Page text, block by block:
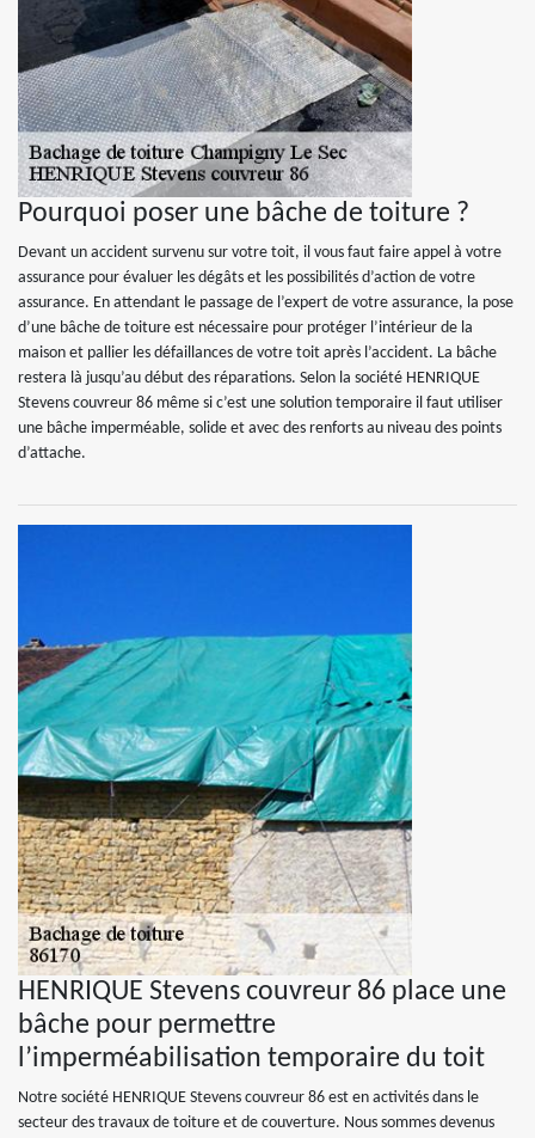
Pourquoi poser une bâche de toiture ?
Devant un accident survenu sur votre toit, il vous faut faire appel à votre
assurance pour évaluer les dégâts et les possibilités d’action de votre
assurance. En attendant le passage de l’expert de votre assurance, la pose
d’une bâche de toiture est nécessaire pour protéger l’intérieur de la
maison et pallier les défaillances de votre toit après l’accident. La bâche
restera là jusqu’au début des réparations. Selon la société HENRIQUE
Stevens couvreur 86 même si c’est une solution temporaire il faut utiliser
une bâche imperméable, solide et avec des renforts au niveau des points
d’attache.
HENRIQUE Stevens couvreur 86 place une
bâche pour permettre
l’imperméabilisation temporaire du toit
Notre société HENRIQUE Stevens couvreur 86 est en activités dans le
secteur des travaux de toiture et de couverture. Nous sommes devenus